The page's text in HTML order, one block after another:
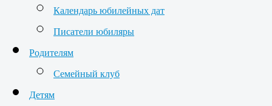
Календарь юбилейных дат
Писатели юбиляры
Родителям
Семейный клуб
Детям